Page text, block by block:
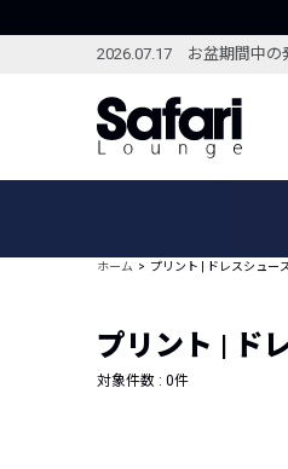
2026.07.17 お盆期間中の
ブランドから探す
新着アイテム
編集部のおすすめアイテム
ホーム プリント | ドレスシュー
プリント | ド
対象件数 : 0件